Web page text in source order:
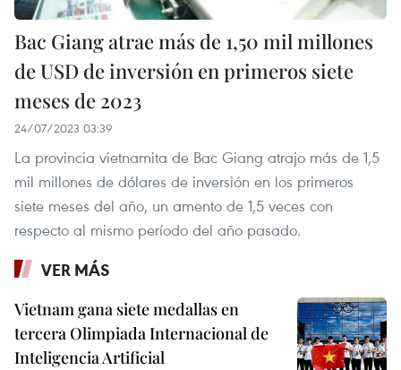
Bac Giang atrae más de 1,50 mil millones
de USD de inversión en primeros siete
meses de 2023
24/07/2023 03:39
La provincia vietnamita de Bac Giang atrajo más de 1,5
mil millones de dólares de inversión en los primeros
siete meses del año, un amento de 1,5 veces con
respecto al mismo período del año pasado.
VER MÁS
Vietnam gana siete medallas en
tercera Olimpiada Internacional de
Inteligencia Artificial